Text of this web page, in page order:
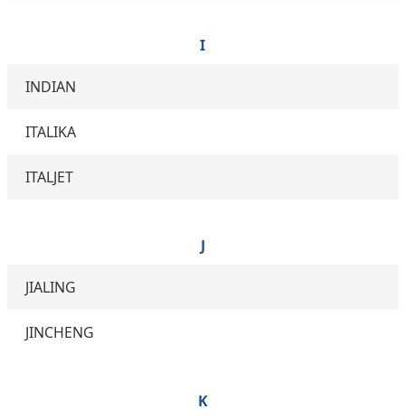
I
INDIAN
ITALIKA
ITALJET
J
JIALING
JINCHENG
K